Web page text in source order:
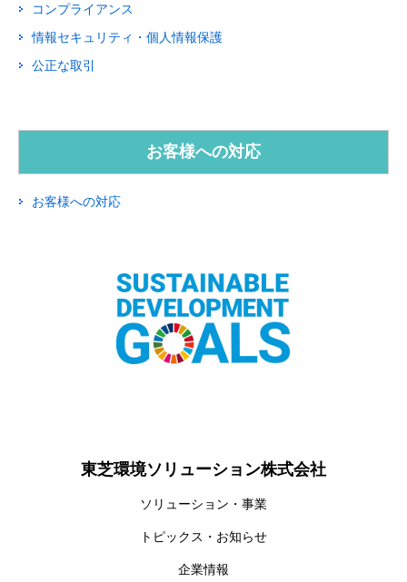
コンプライアンス
情報セキュリティ・個人情報保護
公正な取引
お客様への対応
お客様への対応
東芝環境ソリューション株式会社
ソリューション・事業
トピックス・お知らせ
企業情報